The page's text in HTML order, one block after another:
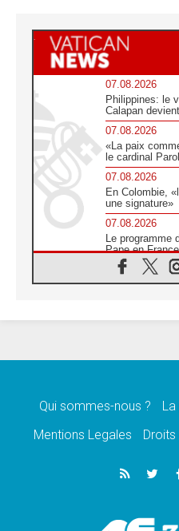
07.08.2026
Philippines: le
Calapan
07.08.2026
«La paix
le cardinal
07.08.2026
En Colombie,
une signature»
07.08.2026
Le programme
Pape en
07.08.2026
1ère
07.08.2026
07.08.2026
lancement des
06.08.2026
Préparatifs
Chrétiens et
Qui sommes-nous ?
Mentions Legales
Droits